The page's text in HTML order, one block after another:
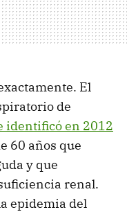
El
de
identificó en 2012
60 años que
y que
renal.
epidemia del